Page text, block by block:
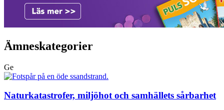
Ämneskategorier
Ge
Naturkatastrofer, miljöhot och samhällets sårbarhet